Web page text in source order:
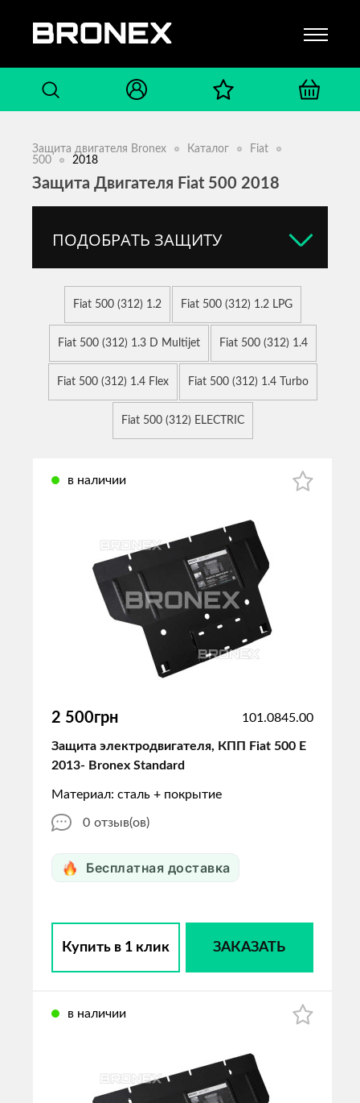
Защита двигателя Bronex Каталог
Fiat
500
2018
Защита Двигателя Fiat 500 2018
ПОДОБРАТЬ ЗАЩИТУ
Fiat 500 (312) 1.2 Fiat 500 (312) 1.2 LPG
Fiat 500 (312) 1.3 D Multijet Fiat 500 (312) 1.4
Fiat 500 (312) 1.4 Flex Fiat 500 (312) 1.4 Turbo
Fiat 500 (312) ELECTRIC
в наличии
2 500грн 101.0845.00
Защита электродвигателя, КПП Fiat 500 E
2013- Bronex Standard
Материал: сталь + покрытие
0 отзыв(ов)
Бесплатная доставка
Купить в 1 клик ЗАКАЗАТЬ
в наличии